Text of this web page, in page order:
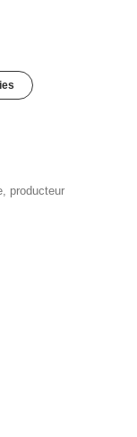
producteur